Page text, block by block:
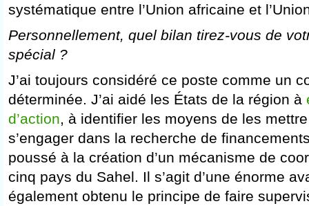
systématique entre l’Union africaine et
Personnellement, quel bilan tirez-vous de
spécial ?
J’ai toujours considéré ce poste comme un
déterminée. J’ai aidé les États de la région à
d’action, à identifier les moyens de les
s’engager dans la recherche de
poussé à la création d’un mécanisme de
cinq pays du Sahel. Il s’agit d’une énorme
également obtenu le principe de faire